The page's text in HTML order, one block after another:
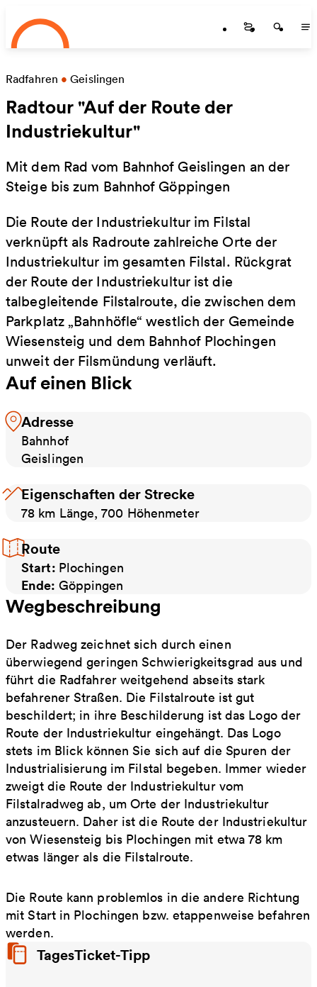
Zum Hauptinhalt springen
Startseite
Radfahren • Geislingen
Radtour "Auf der Route der
Industriekultur"
Mit dem Rad vom Bahnhof Geislingen an der
Steige bis zum Bahnhof Göppingen
Die Route der Industriekultur im Filstal
verknüpft als Radroute zahlreiche Orte der
Industriekultur im gesamten Filstal. Rückgrat
der Route der Industriekultur ist die
talbegleitende Filstalroute, die zwischen dem
Parkplatz „Bahnhöfle“ westlich der Gemeinde
Wiesensteig und dem Bahnhof Plochingen
unweit der Filsmündung verläuft.
Auf einen Blick
Adresse
Bahnhof
Geislingen
Eigenschaften der Strecke
78 km Länge, 700 Höhenmeter
Route
Start: Plochingen
Ende: Göppingen
Wegbeschreibung
Der Radweg zeichnet sich durch einen
überwiegend geringen Schwierigkeitsgrad aus und
führt die Radfahrer weitgehend abseits stark
befahrener Straßen. Die Filstalroute ist gut
beschildert; in ihre Beschilderung ist das Logo der
Route der Industriekultur eingehängt. Das Logo
stets im Blick können Sie sich auf die Spuren der
Industrialisierung im Filstal begeben. Immer wieder
zweigt die Route der Industriekultur vom
Filstalradweg ab, um Orte der Industriekultur
anzusteuern. Daher ist die Route der Industriekultur
von Wiesensteig bis Plochingen mit etwa 78 km
etwas länger als die Filstalroute.
Die Route kann problemlos in die andere Richtung
mit Start in Plochingen bzw. etappenweise befahren
werden.
TagesTicket-Tipp